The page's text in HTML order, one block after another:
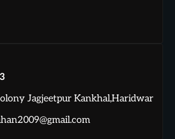
Jagjeetpur Kankhal,Haridwar